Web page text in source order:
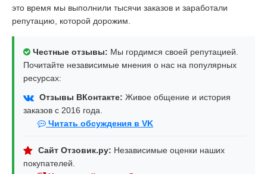
это время мы выполнили тысячи заказов и заработали
репутацию, которой дорожим.
Честные отзывы: Мы гордимся своей репутацией.
Почитайте независимые мнения о нас на популярных
ресурсах:
Отзывы ВКонтакте: Живое общение и история
заказов с 2016 года.
Читать обсуждения в VK
Сайт Отзовик.ру: Независимые оценки наших
покупателей.